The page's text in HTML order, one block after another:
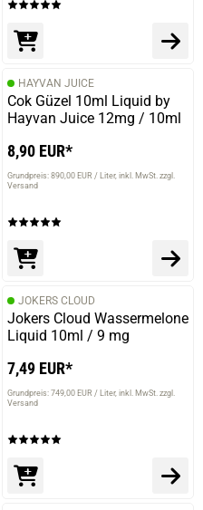
HAYVAN JUICE
Cok Güzel 10ml Liquid by
Hayvan Juice 12mg / 10ml
8,90 EUR*
Grundpreis: 890,00 EUR / Liter inkl. MwSt. zzgl.
Versand
JOKERS CLOUD
Jokers Cloud Wassermelone
Liquid 10ml / 9 mg
7,49 EUR*
Grundpreis: 749,00 EUR / Liter inkl. MwSt. zzgl.
Versand